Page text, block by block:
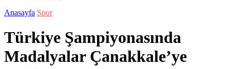
Anasayfa Spor
Türkiye Şampiyonasında
Madalyalar Çanakkale’ye